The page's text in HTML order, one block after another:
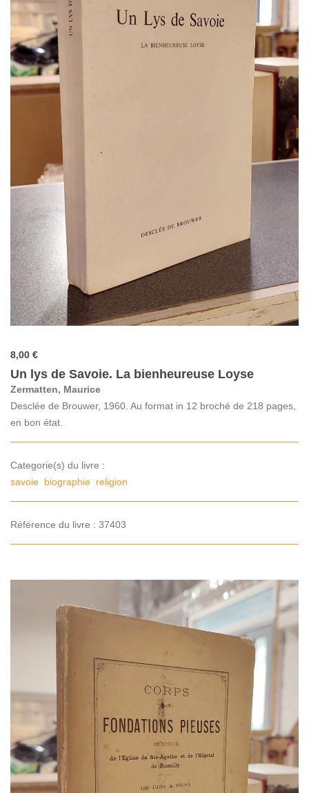
8,00 €
Un lys de Savoie. La bienheureuse Loyse
Zermatten, Maurice
Desclée de Brouwer, 1960. Au format in 12 broché de 218 pages,
en bon état.
Categorie(s) du livre :
savoie biographie religion
Référence du livre : 37403